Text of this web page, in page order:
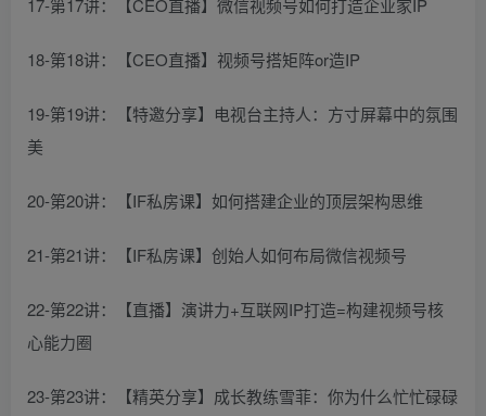
17-第17讲：【CEO直播】微信视频号如何打造企业家IP
18-第18讲：【CEO直播】视频号搭矩阵or造IP
19-第19讲：【特邀分享】电视台主持人：方寸屏幕中的氛围
美
20-第20讲：【IF私房课】如何搭建企业的顶层架构思维
21-第21讲：【IF私房课】创始人如何布局微信视频号
22-第22讲：【直播】演讲力+互联网IP打造=构建视频号核
心能力圈
23-第23讲：【精英分享】成长教练雪菲：你为什么忙忙碌碌